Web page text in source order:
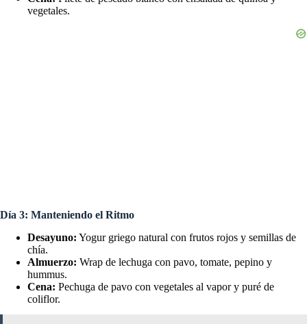
vegetales.
Día 3: Manteniendo el Ritmo
Desayuno: Yogur griego natural con frutos rojos y semillas de
chía.
Almuerzo: Wrap de lechuga con pavo, tomate, pepino y
hummus.
Cena: Pechuga de pavo con vegetales al vapor y puré de
coliflor.